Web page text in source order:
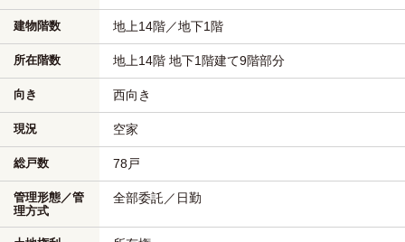
建物階数 地上14階／地下1階
所在階数 地上14階 地下1階建て9階部分
向き 西向き
現況 空家
総戸数 78戸
管理形態／管
理方式
全部委託／日勤